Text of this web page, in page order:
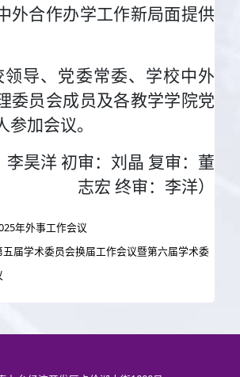
外合作办学工作新局面提供
领导、党委常委、学校中外
委员会成员及各教学学院党
参加会议。
李昊洋 初审：刘晶 复审：董
志宏 终审：李洋）
年外事工作会议
届学术委员会换届工作会议暨第六届学术委